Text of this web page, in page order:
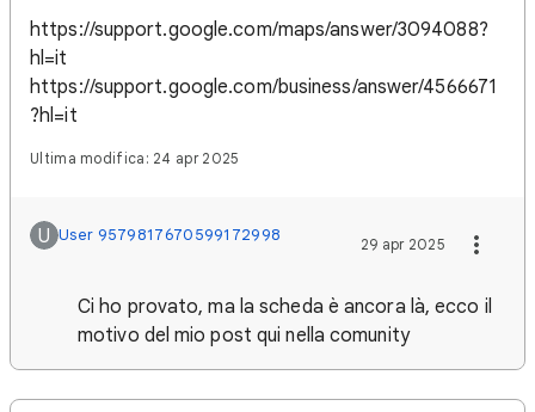
https://support.google.com/maps/answer/3094088?
hl=it
https://support.google.com/business/answer/4566671
?hl=it
Ultima modifica: 24 apr 2025
U User 9579817670599172998 29 apr 2025
Ci ho provato, ma la scheda è ancora là, ecco il
motivo del mio post qui nella comunity